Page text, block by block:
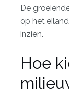
De
op het
inzien.
Hoe